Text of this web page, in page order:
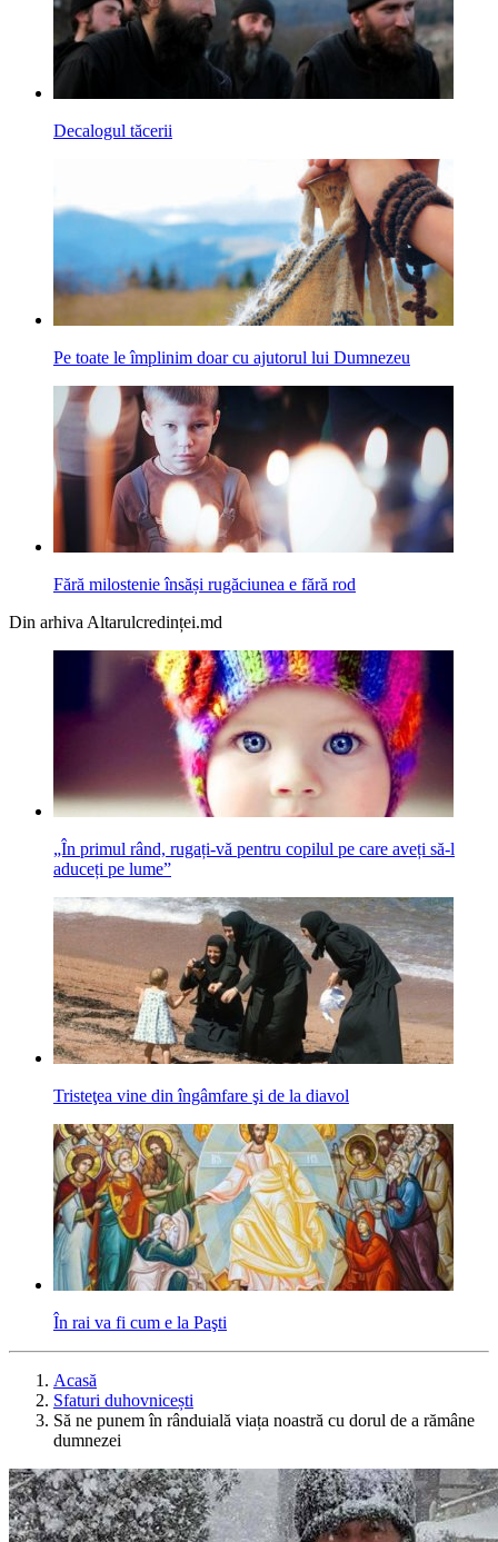
Decalogul tăcerii
Pe toate le împlinim doar cu ajutorul lui Dumnezeu
Fără milostenie însăși rugăciunea e fără rod
Din arhiva Altarulcredinței.md
„În primul rând, rugați-vă pentru copilul pe care aveți să-l
aduceți pe lume”
Tristeţea vine din îngâmfare şi de la diavol
În rai va fi cum e la Paşti
Acasă
Sfaturi duhovnicești
Să ne punem în rânduială viața noastră cu dorul de a rămâne
dumnezei